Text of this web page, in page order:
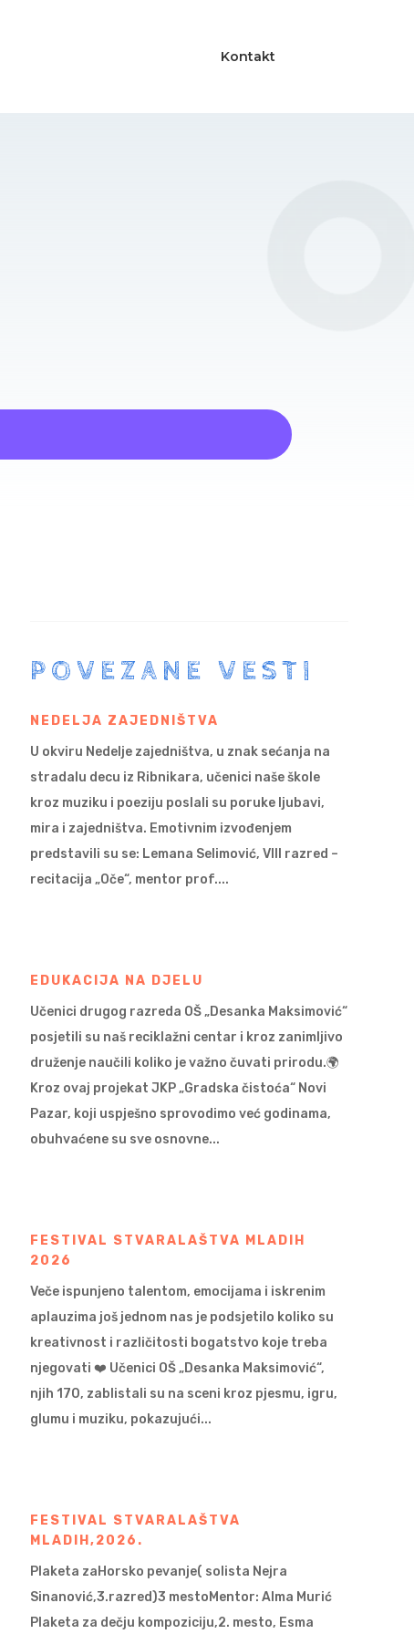
Kontakt
POVEZANE VESTI
NEDELJA ZAJEDNIŠTVA
U okviru Nedelje zajedništva, u znak sećanja na
stradalu decu iz Ribnikara, učenici naše škole
kroz muziku i poeziju poslali su poruke ljubavi,
mira i zajedništva. Emotivnim izvođenjem
predstavili su se: Lemana Selimović, VIII razred –
recitacija „Oče“, mentor prof....
EDUKACIJA NA DJELU
Učenici drugog razreda OŠ „Desanka Maksimović“
posjetili su naš reciklažni centar i kroz zanimljivo
druženje naučili koliko je važno čuvati prirodu.🌍
Kroz ovaj projekat JKP „Gradska čistoća“ Novi
Pazar, koji uspješno sprovodimo već godinama,
obuhvaćene su sve osnovne...
FESTIVAL STVARALAŠTVA MLADIH
2026
Veče ispunjeno talentom, emocijama i iskrenim
aplauzima još jednom nas je podsjetilo koliko su
kreativnost i različitosti bogatstvo koje treba
njegovati ❤️ Učenici OŠ „Desanka Maksimović“,
njih 170, zablistali su na sceni kroz pjesmu, igru,
glumu i muziku, pokazujući...
FESTIVAL STVARALAŠTVA
MLADIH,2026.
Plaketa zaHorsko pevanje( solista Nejra
Sinanović,3.razred)3 mestoMentor: Alma Murić
Plaketa za dečju kompoziciju,2. mesto, Esma